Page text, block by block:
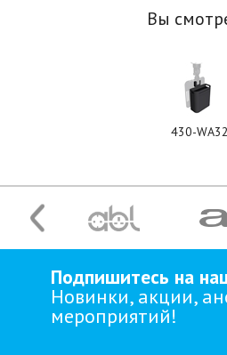
Вы
430-WA32
Подпишитесь на
Новинки, акции,
мероприятий!